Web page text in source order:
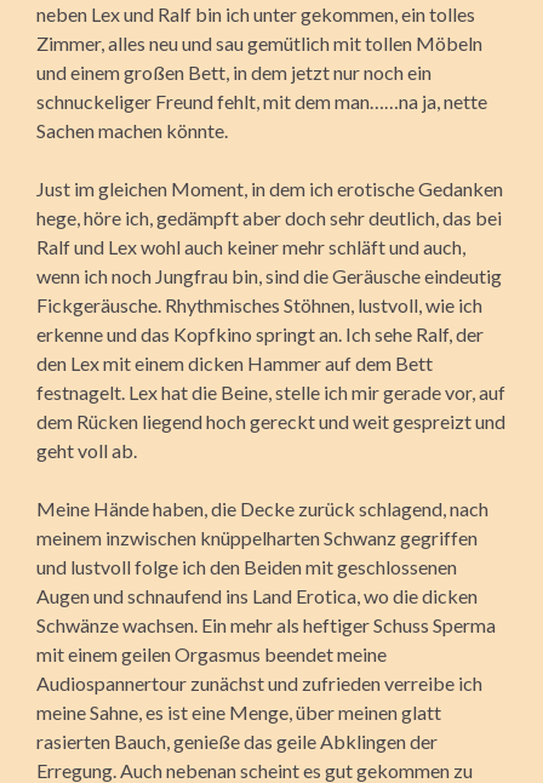
neben Lex und Ralf bin ich unter gekommen, ein tolles
Zimmer, alles neu und sau gemütlich mit tollen Möbeln
und einem großen Bett, in dem jetzt nur noch ein
schnuckeliger Freund fehlt, mit dem man……na ja, nette
Sachen machen könnte.
Just im gleichen Moment, in dem ich erotische Gedanken
hege, höre ich, gedämpft aber doch sehr deutlich, das bei
Ralf und Lex wohl auch keiner mehr schläft und auch,
wenn ich noch Jungfrau bin, sind die Geräusche eindeutig
Fickgeräusche. Rhythmisches Stöhnen, lustvoll, wie ich
erkenne und das Kopfkino springt an. Ich sehe Ralf, der
den Lex mit einem dicken Hammer auf dem Bett
festnagelt. Lex hat die Beine, stelle ich mir gerade vor, auf
dem Rücken liegend hoch gereckt und weit gespreizt und
geht voll ab.
Meine Hände haben, die Decke zurück schlagend, nach
meinem inzwischen knüppelharten Schwanz gegriffen
und lustvoll folge ich den Beiden mit geschlossenen
Augen und schnaufend ins Land Erotica, wo die dicken
Schwänze wachsen. Ein mehr als heftiger Schuss Sperma
mit einem geilen Orgasmus beendet meine
Audiospannertour zunächst und zufrieden verreibe ich
meine Sahne, es ist eine Menge, über meinen glatt
rasierten Bauch, genieße das geile Abklingen der
Erregung. Auch nebenan scheint es gut gekommen zu